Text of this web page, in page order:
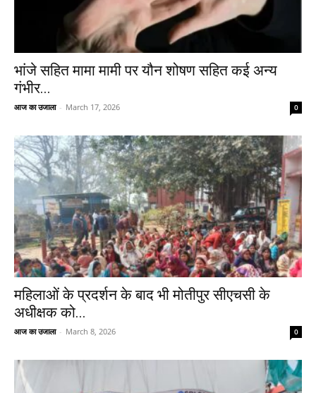
भांजे सहित मामा मामी पर यौन शोषण सहित कई अन्य
गंभीर...
आज का उजाला - March 17, 2026 0
महिलाओं के प्रदर्शन के बाद भी मोतीपुर सीएचसी के
अधीक्षक को...
आज का उजाला - March 8, 2026 0